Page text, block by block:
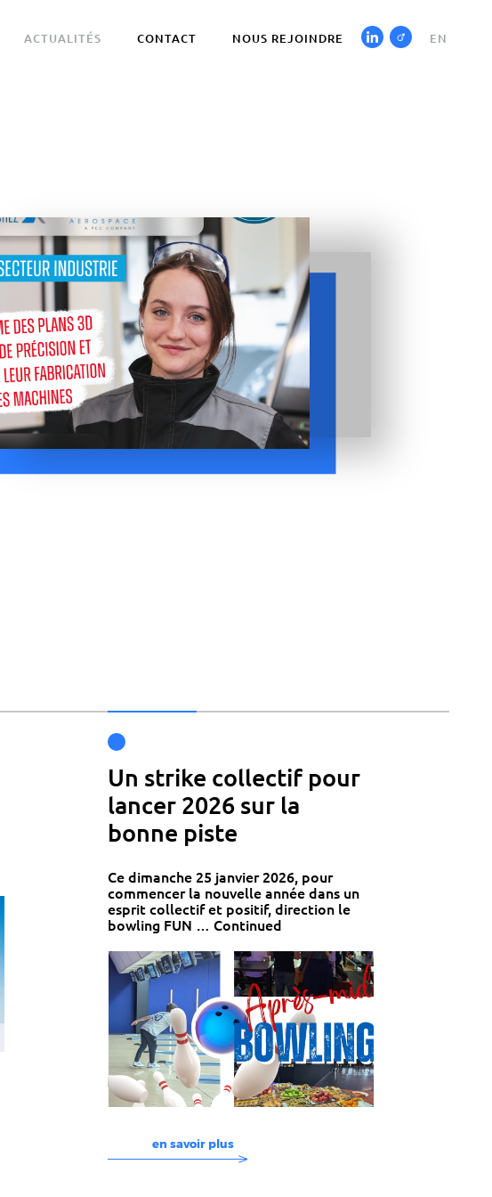
ACTUALITÉS CONTACT NOUS REJOINDRE EN
Un strike collectif pour
lancer 2026 sur la
bonne piste
Ce dimanche 25 janvier 2026, pour
commencer la nouvelle année dans un
esprit collectif et positif, direction le
bowling FUN … Continued
en savoir plus